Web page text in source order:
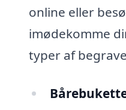
online eller
imødekomme
typer af